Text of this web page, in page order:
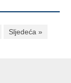
Sljedeća »